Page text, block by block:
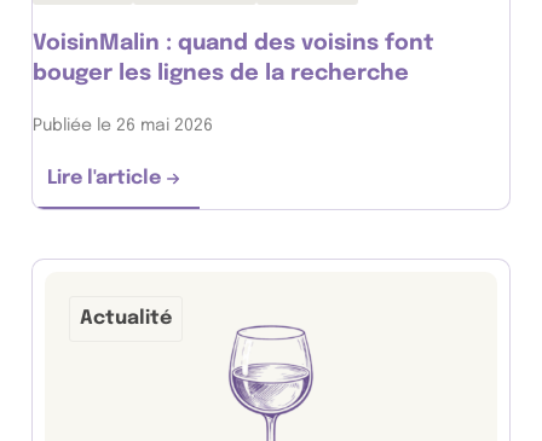
VoisinMalin : quand des voisins font
bouger les lignes de la recherche
Publiée le 26 mai 2026
Lire l'article
VoisinMalin : quand des voisins font
Actualité